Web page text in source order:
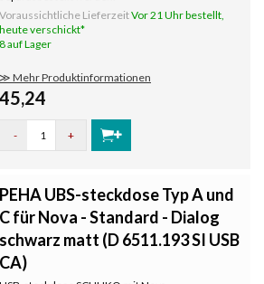
Voraussichtliche LieferzeitVor 21 Uhr bestellt,
heute verschickt*
8 auf Lager
≫ Mehr Produktinformationen
45,24
- +
PEHA UBS-steckdose Typ A und
C für Nova - Standard - Dialog
schwarz matt (D 6511.193 SI USB
CA)